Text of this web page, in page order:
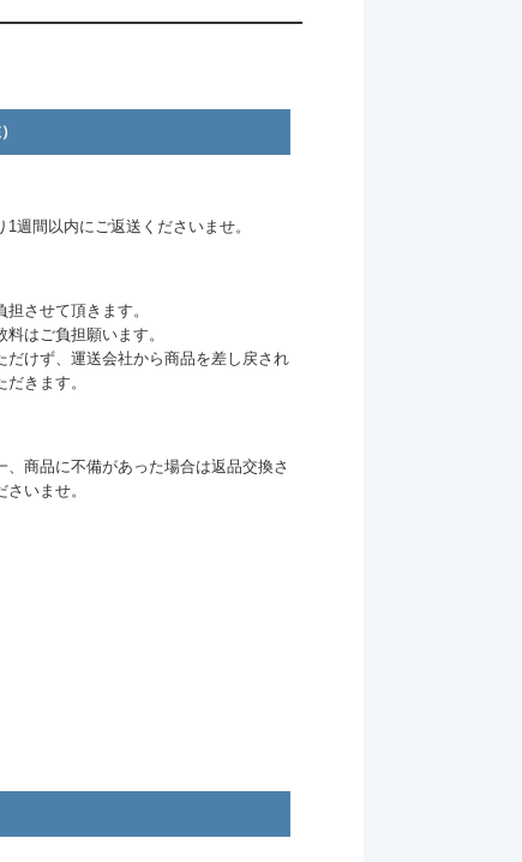
週間以内にご返送くださいませ。
させて頂きます。
はご負担願います。
けず、運送会社から商品を差し戻され
だきます。
商品に不備があった場合は返品交換さ
さいませ。